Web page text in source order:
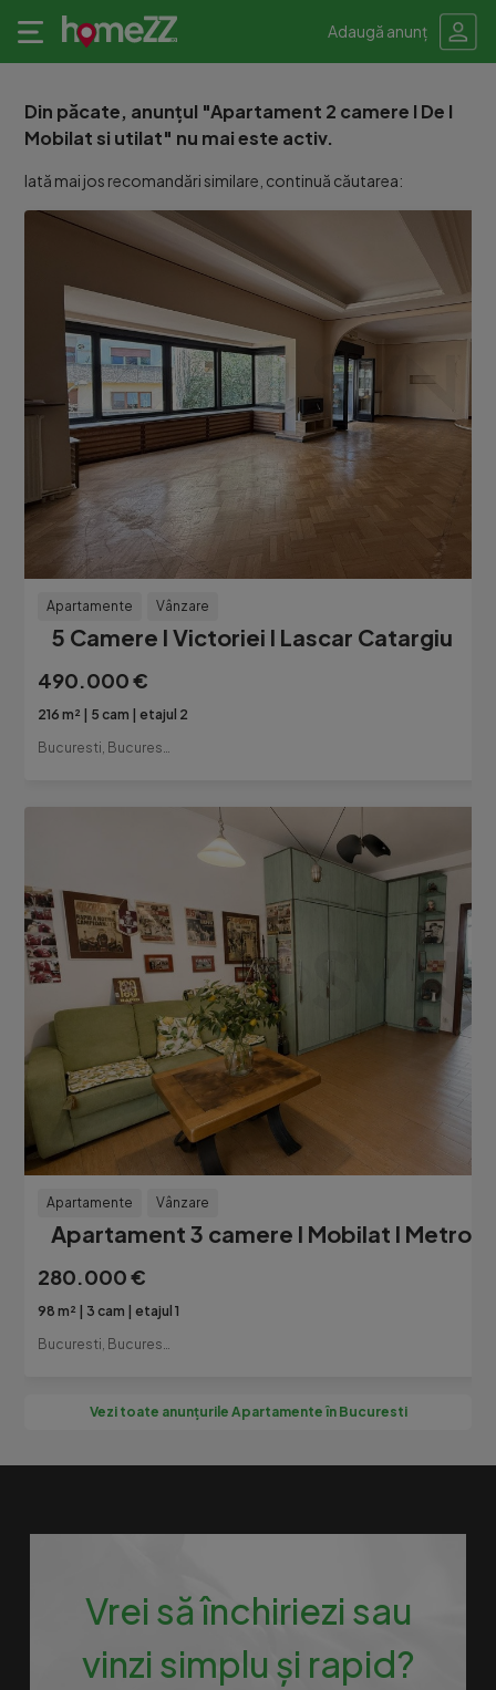
Adaugă anunț
Din păcate, anunțul "Apartament 2 camere I De I
Mobilat si utilat" nu mai este activ.
Iată mai jos recomandări similare, continuă căutarea:
Apartamente Vânzare
5 Camere l Victoriei l Lascar Catargiu
490.000 €
216 m² 5 cam
etajul 2
Apartamente Vânzare
Apartament 3 camere I Mobilat I Metrou
280.000 €
98 m² 3 cam
etajul 1
Vezi toate anunțurile Apartamente în Bucuresti
Vrei să închiriezi sau
vinzi simplu și rapid?